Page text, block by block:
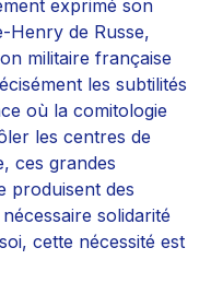
exprimé son
Henry de Russe,
militaire française
les subtilités
où la comitologie
les centres de
ces grandes
produisent des
solidarité
cette nécessité est